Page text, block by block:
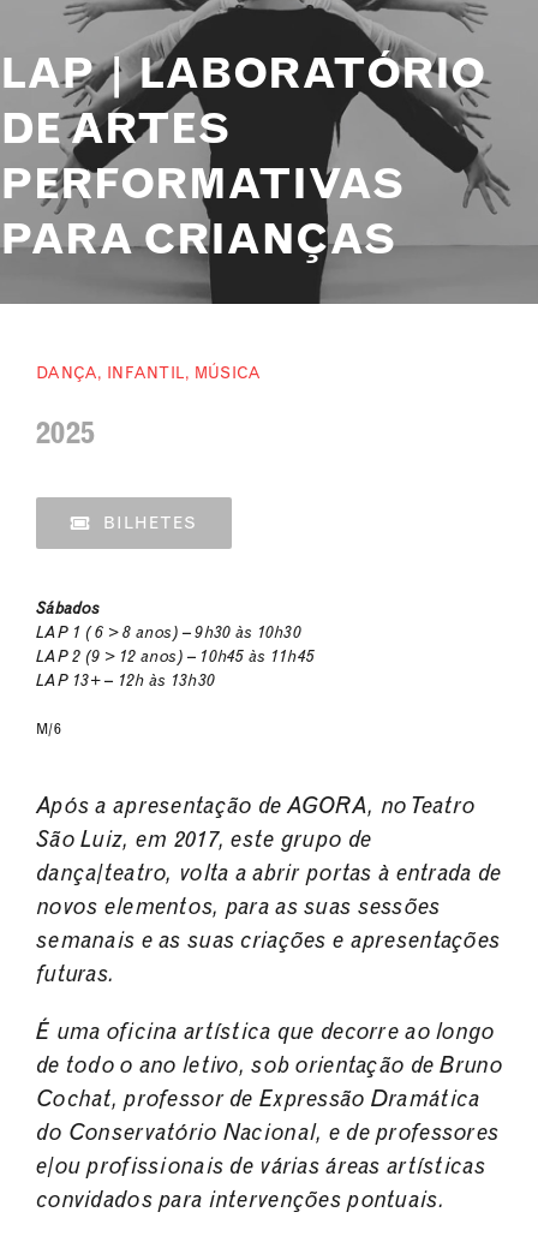
LAP | LABORATÓRIO
DE ARTES
PERFORMATIVAS
PARA CRIANÇAS
DANÇA, INFANTIL, MÚSICA
2025
BILHETES
Sábados
LAP 1 ( 6 > 8 anos) – 9h30 às 10h30
LAP 2 (9 > 12 anos) – 10h45 às 11h45
LAP 13+ – 12h às 13h30
M/6
Após a apresentação de AGORA, no Teatro
São Luiz, em 2017, este grupo de
dança/teatro, volta a abrir portas à entrada de
novos elementos, para as suas sessões
semanais e as suas criações e apresentações
futuras.
É uma oficina artística que decorre ao longo
de todo o ano letivo, sob orientação de Bruno
Cochat, professor de Expressão Dramática
do Conservatório Nacional, e de professores
e/ouprofissionais de várias áreas artísticas
convidados para intervenções pontuais.